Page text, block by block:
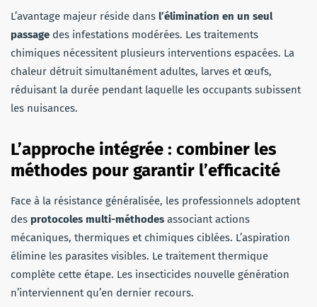
L’avantage majeur réside dans l’élimination en un seul
passage des infestations modérées. Les traitements
chimiques nécessitent plusieurs interventions espacées. La
chaleur détruit simultanément adultes, larves et œufs,
réduisant la durée pendant laquelle les occupants subissent
les nuisances.
L’approche intégrée : combiner les
méthodes pour garantir l’efficacité
Face à la résistance généralisée, les professionnels adoptent
des protocoles multi-méthodes associant actions
mécaniques, thermiques et chimiques ciblées. L’aspiration
élimine les parasites visibles. Le traitement thermique
complète cette étape. Les insecticides nouvelle génération
n’interviennent qu’en dernier recours.